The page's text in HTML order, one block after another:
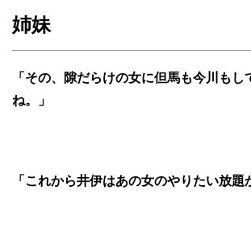
姉妹
「その、隙だらけの女に但馬も今川も
ね。」
「これから井伊はあの女のやりたい放題